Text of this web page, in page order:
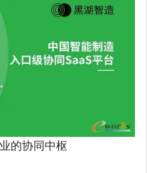
的协同中枢